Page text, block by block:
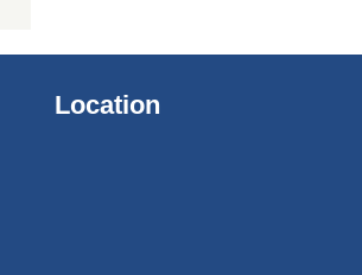
Location